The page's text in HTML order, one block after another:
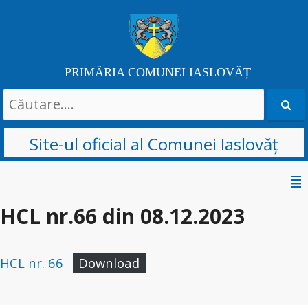
PRIMĂRIA COMUNEI IASLOVĂȚ
Search
for:
Site-ul oficial al Comunei Iaslovăț
content
HCL nr.66 din 08.12.2023
HCL nr. 66 Download